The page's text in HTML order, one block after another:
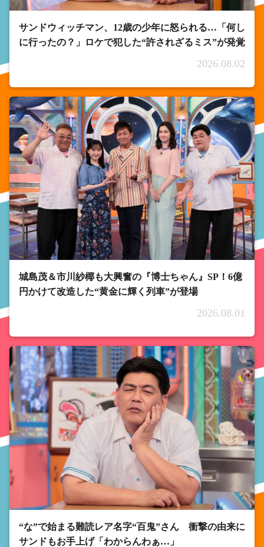
サンドウィッチマン、12歳の少年に怒られる…「何し
に行ったの？」ロケで犯した“許されざるミス”が発覚
2026.08.02
城島茂＆市川紗椰も大興奮の『博士ちゃん』SP！6億
円かけて改造した“黄金に輝く列車”が登場
2026.08.01
“な”で始まる難読レア名字“百鬼”さん 衝撃の由来に
サンドもお手上げ「わからんわぁ…」